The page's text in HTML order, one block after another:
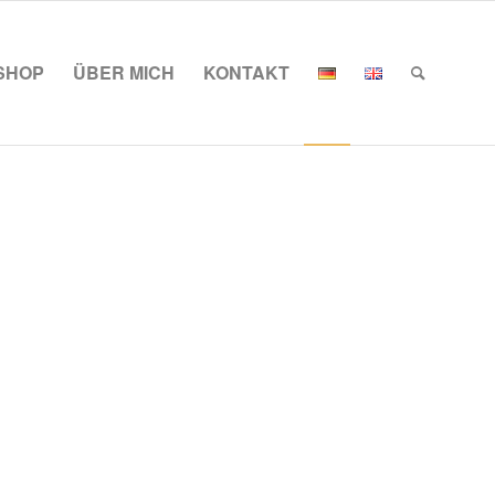
ÜBER MICH KONTAKT